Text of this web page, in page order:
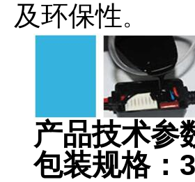
及环保性。
产
包装规格：